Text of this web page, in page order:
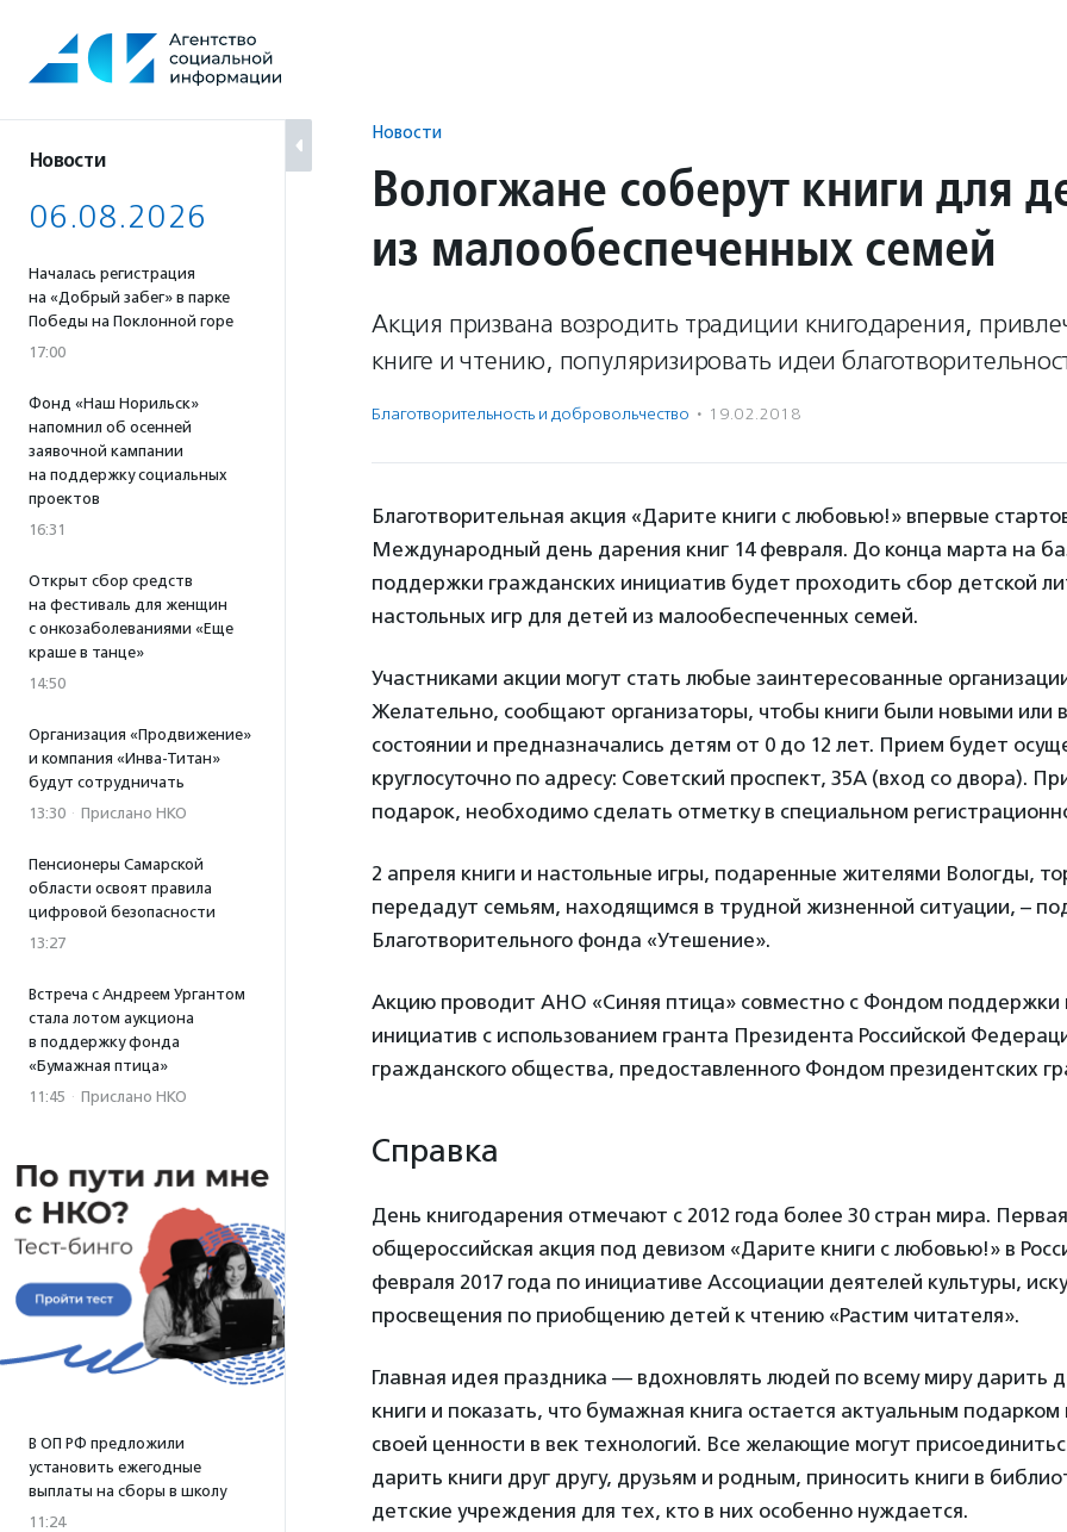
содержанию
Новости
06.08.2026
Началась регистрация
на «Добрый забег» в парке
Победы на Поклонной горе
17:00
Фонд «Наш Норильск»
напомнил об осенней
заявочной кампании
на поддержку социальных
проектов
16:31
Открыт сбор средств
на фестиваль для женщин
с онкозаболеваниями «Еще
краше в танце»
14:50
Организация «Продвижение»
и компания «Инва-Титан»
будут сотрудничать
13:30 · Прислано НКО
Пенсионеры Самарской
области освоят правила
цифровой безопасности
13:27
Встреча с Андреем Ургантом
стала лотом аукциона
в поддержку фонда
«Бумажная птица»
11:45 · Прислано НКО
В ОП РФ предложили
установить ежегодные
выплаты на сборы в школу
11:24
Новости
Вологжане соберут книги для
из малообеспеченных семей
Акция призвана возродить традиции книгодарения,
книге и чтению, популяризировать идеи
Благотвори­тель­ность и доброволь­чест­во · 19.02.2018
Благотворительная акция «Дарите книги с любовью!» впервые
Международный день дарения книг 14 февраля. До конца марта на
поддержки гражданских инициатив будет проходить сбор детской
настольных игр для детей из малообеспеченных семей.
Участниками акции могут стать любые заинтересованные
Желательно, сообщают организаторы, чтобы книги были новыми или
состоянии и предназначались детям от 0 до 12 лет. Прием будет
круглосуточно по адресу: Советский проспект, 35А (вход со двора).
подарок, необходимо сделать отметку в специальном
2 апреля книги и настольные игры, подаренные жителями Вологды,
передадут семьям, находящимся в трудной жизненной ситуации, –
Благотворительного фонда «Утешение».
Акцию проводит АНО «Синяя птица» совместно с Фондом поддержки
инициатив с использованием гранта Президента Российской
гражданского общества, предоставленного Фондом президентских
Справка
День книгодарения отмечают с 2012 года более 30 стран мира. Первая
общероссийская акция под девизом «Дарите книги с любовью!» в
февраля 2017 года по инициативе Ассоциации деятелей культуры,
просвещения по приобщению детей к чтению «Растим читателя».
Главная идея праздника — вдохновлять людей по всему миру дарить
книги и показать, что бумажная книга остается актуальным
своей ценности в век технологий. Все желающие могут
дарить книги друг другу, друзьям и родным, приносить книги в
детские учреждения для тех, кто в них особенно нуждается.